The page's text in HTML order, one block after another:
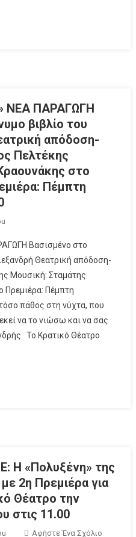
ΝΕΑ ΠΑΡΑΓΩΓΗ
βιβλίο του
απόδοση-
Πελτέκης
στο
Πέμπτη
Bασισμένο στο
Θεατρική απόδοση-
Μουσική: Σταμάτης
Πρεμιέρα: Πέμπτη
πάθος στη νύχτα, που
να το νιώσω και να σας
Το Κρατικό Θέατρο
Η «Πολυξένη» της
2η Πρεμιέρα για
Θέατρο την
στις 11.00
Αφήστε Ένα Σχόλιο